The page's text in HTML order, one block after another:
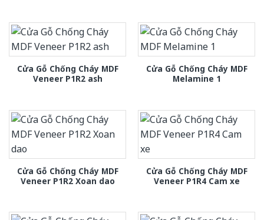
Cửa Gỗ Chống Cháy MDF
Veneer P1R2 ash
Cửa Gỗ Chống Cháy MDF
Melamine 1
Cửa Gỗ Chống Cháy MDF
Veneer P1R2 Xoan dao
Cửa Gỗ Chống Cháy MDF
Veneer P1R4 Cam xe